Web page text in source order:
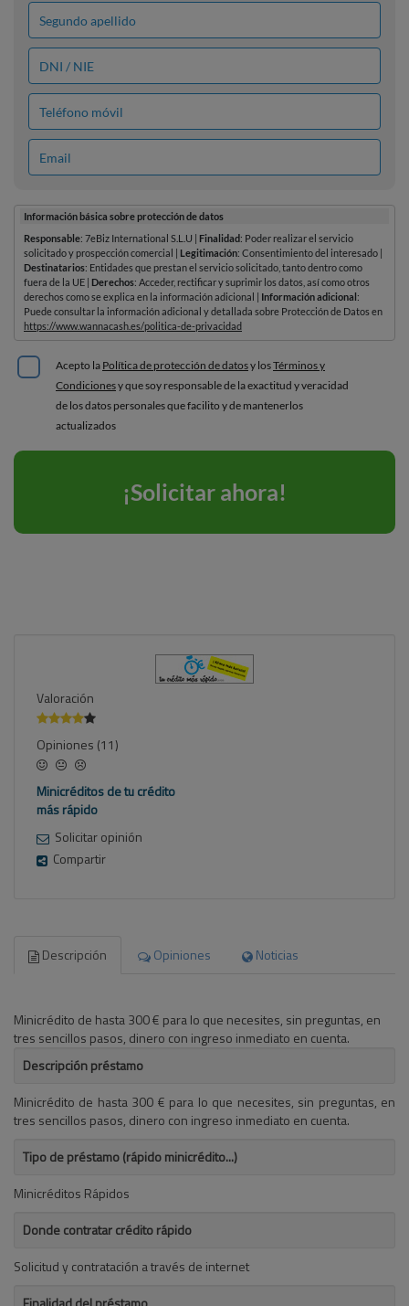
Valoración
Opiniones (11)
Minicréditos de tu crédito
más rápido
Solicitar opinión
Compartir
Descripción Opiniones Noticias
Minicrédito de hasta 300 € para lo que necesites, sin preguntas, en
tres sencillos pasos, dinero con ingreso inmediato en cuenta.
Descripción préstamo
Minicrédito de hasta 300 € para lo que necesites, sin preguntas, en
tres sencillos pasos, dinero con ingreso inmediato en cuenta.
Tipo de préstamo (rápido minicrédito...)
Minicréditos Rápidos
Donde contratar crédito rápido
Solicitud y contratación a través de internet